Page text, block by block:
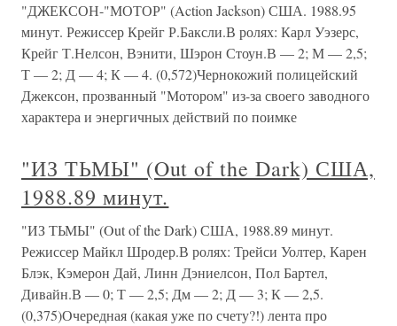
"ДЖЕКСОН-"МОТОР" (Action Jackson) США. 1988.95
минут. Режиссер Крейг Р.Баксли.В ролях: Карл Уэзерс,
Крейг Т.Нелсон, Вэнити, Шэрон Стоун.В — 2; М — 2,5;
Т — 2; Д — 4; К — 4. (0,572)Чернокожий полицейский
Джексон, прозванный "Мотором" из-за своего заводного
характера и энергичных действий по поимке
"ИЗ ТЬМЫ" (Out of the Dark) США,
1988.89 минут.
"ИЗ ТЬМЫ" (Out of the Dark) США, 1988.89 минут.
Режиссер Майкл Шродер.В ролях: Трейси Уолтер, Карен
Блэк, Кэмерон Дай, Линн Дэниелсон, Пол Бартел,
Дивайн.В — 0; Т — 2,5; Дм — 2; Д — 3; К — 2,5.
(0,375)Очередная (какая уже по счету?!) лента про